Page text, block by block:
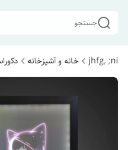
جستجو
jhfg, ;ni خانه و آشپزخانه